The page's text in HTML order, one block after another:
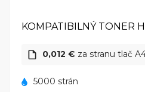
KOMPATIBILNÝ TONER
0,012 € za stranu tlač
5000 strán